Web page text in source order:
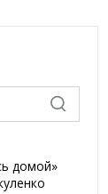
домой»